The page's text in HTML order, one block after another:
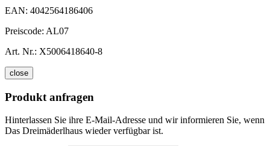
EAN: 4042564186406
Preiscode: AL07
Art. Nr.: X5006418640-8
close
Produkt anfragen
Hinterlassen Sie ihre E-Mail-Adresse und wir informieren Sie, wenn
Das Dreimäderlhaus wieder verfügbar ist.